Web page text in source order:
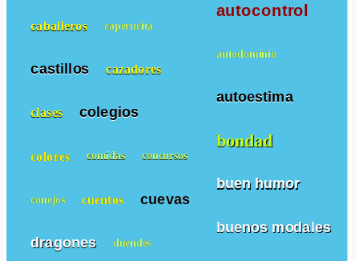
autocontrol
autodominio
autoestima
bondad
buen humor
buenos modales
caballeros caperucita
castillos cazadores
clases colegios
colores comidas concursos
conejos cuentos cuevas
dragones duendes